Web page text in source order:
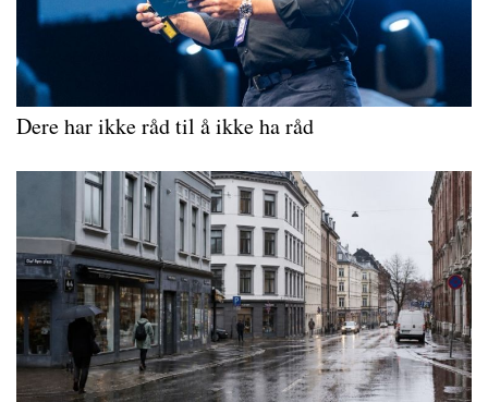
Dere har ikke råd til å ikke ha råd